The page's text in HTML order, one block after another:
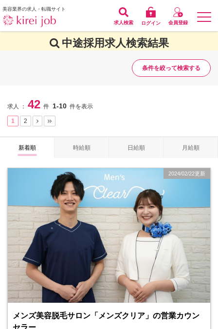
美容業界の求人・転職サイト
求人検索 ログイン 会員登録
中途採用求人検索結果
条件を絞って検索する
求人 ： 42 件 1-10 件を表示
1 2
新着順 時給順 日給順 月給順
2024/02/22更新
メンズ美容脱毛サロン「メンズクリア」の営業カウン
セラー